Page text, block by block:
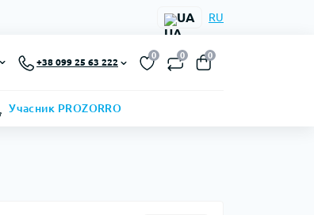
UA RU
+38 099 25 63 222
0 0 0
Учасник PROZORRO